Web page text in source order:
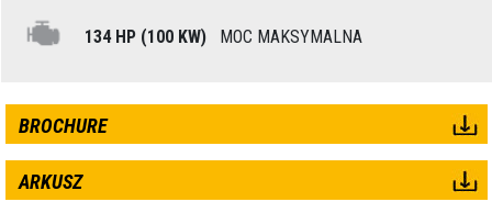
134 HP (100 KW) MOC MAKSYMALNA
BROCHURE
ARKUSZ